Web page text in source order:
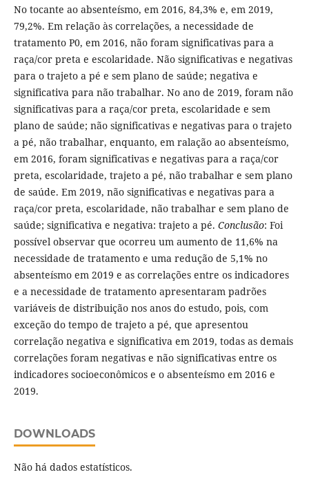
No tocante ao absenteísmo, em 2016, 84,3% e, em 2019,
79,2%. Em relação às correlações, a necessidade de
tratamento P0, em 2016, não foram significativas para a
raça/cor preta e escolaridade. Não significativas e negativas
para o trajeto a pé e sem plano de saúde; negativa e
significativa para não trabalhar. No ano de 2019, foram não
significativas para a raça/cor preta, escolaridade e sem
plano de saúde; não significativas e negativas para o trajeto
a pé, não trabalhar, enquanto, em ralação ao absenteísmo,
em 2016, foram significativas e negativas para a raça/cor
preta, escolaridade, trajeto a pé, não trabalhar e sem plano
de saúde. Em 2019, não significativas e negativas para a
raça/cor preta, escolaridade, não trabalhar e sem plano de
saúde; significativa e negativa: trajeto a pé. Conclusão: Foi
possível observar que ocorreu um aumento de 11,6% na
necessidade de tratamento e uma redução de 5,1% no
absenteísmo em 2019 e as correlações entre os indicadores
e a necessidade de tratamento apresentaram padrões
variáveis de distribuição nos anos do estudo, pois, com
exceção do tempo de trajeto a pé, que apresentou
correlação negativa e significativa em 2019, todas as demais
correlações foram negativas e não significativas entre os
indicadores socioeconômicos e o absenteísmo em 2016 e
2019.
DOWNLOADS
Não há dados estatísticos.